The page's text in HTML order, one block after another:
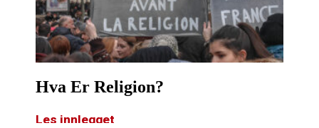
Hva Er Religion?
Les innlegget